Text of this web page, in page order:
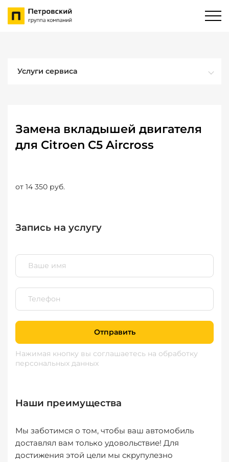
Услуги сервиса
Замена вкладышей двигателя
для Citroen C5 Aircross
от 14 350 руб.
Запись на услугу
Отправить
Нажимая кнопку вы соглашаетесь на обработку
персональных данных
Наши преимущества
Мы заботимся о том, чтобы ваш автомобиль
доставлял вам только удовольствие! Для
достижения этой цели мы скрупулезно